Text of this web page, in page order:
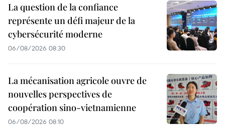
La question de la confiance
représente un défi majeur de la
cybersécurité moderne
06/08/2026 08:30
La mécanisation agricole ouvre de
nouvelles perspectives de
coopération sino-vietnamienne
06/08/2026 08:10